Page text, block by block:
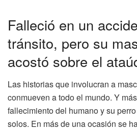
Falleció en un
tránsito, pero su
acostó sobre el
Las historias que involucran a
conmueven a todo el mundo. Y
fallecimiento del humano y su
solos. En más de una ocasión se